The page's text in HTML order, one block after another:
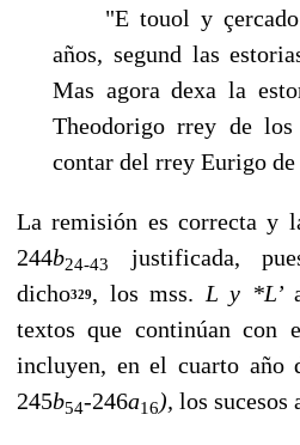
"E touol y çercado
años, segund las
Mas agora dexa la
Theodorigo rrey de
contar del rrey Eurigo
La remisión es correcta y
244b24-43
justificada,
dicho329, los mss. L y *L’
textos que continúan con
incluyen, en el cuarto año
245b54-246a16), los sucesos